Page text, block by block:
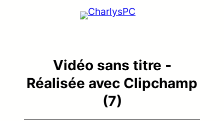
Vidéo sans titre ‐
Réalisée avec Clipchamp
(7)